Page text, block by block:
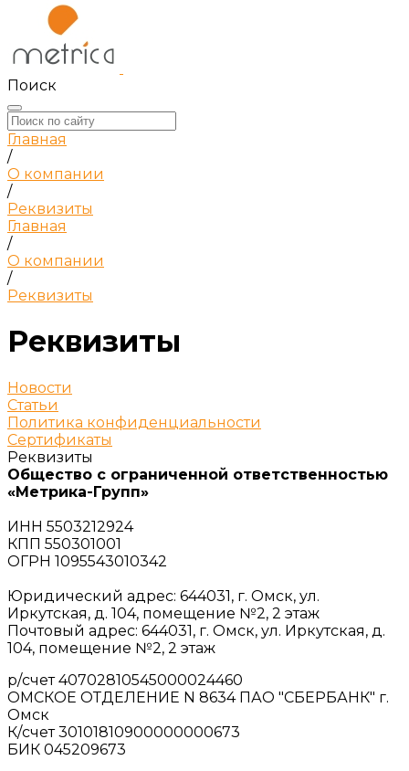
Поиск
Главная
/
О компании
/
Реквизиты
Главная
/
О компании
/
Реквизиты
Реквизиты
Новости
Статьи
Политика конфиденциальности
Сертификаты
Реквизиты
Общество с ограниченной ответственностью
«Метрика-Групп»
ИНН 5503212924
КПП 550301001
ОГРН 1095543010342
Юридический адрес: 644031, г. Омск, ул.
Иркутская, д. 104, помещение №2, 2 этаж
Почтовый адрес: 644031, г. Омск, ул. Иркутская, д.
104, помещение №2, 2 этаж
р/счет 40702810545000024460
ОМСКОЕ ОТДЕЛЕНИЕ N 8634 ПАО "СБЕРБАНК" г.
Омск
К/счет 30101810900000000673
БИК 045209673